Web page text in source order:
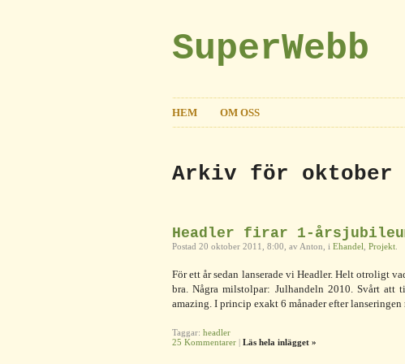
SuperWebb
HEM OM OSS
Arkiv för oktober
Headler firar 1-
Postad 20 oktober 2011, 8:00, av Anton, i Ehandel Projekt
För ett år sedan lanserade vi Headler. Helt otroligt
bra. Några milstolpar: Julhandeln 2010. Svårt att
amazing. I princip exakt 6 månader efter
Taggar: headler
25 Kommentarer | Läs hela inlägget »